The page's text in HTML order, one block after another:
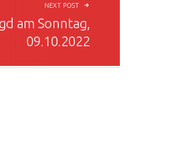
NEXT POST
am Sonntag,
09.10.2022